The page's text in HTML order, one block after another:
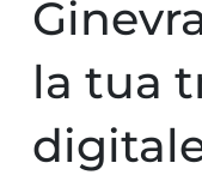
la tua